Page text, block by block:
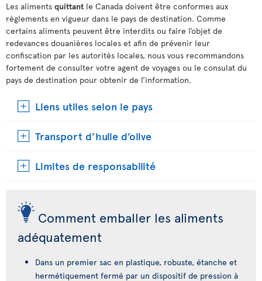
Les aliments quittant le Canada doivent être conformes aux
règlements en vigueur dans le pays de destination. Comme
certains aliments peuvent être interdits ou faire l’objet de
redevances douanières locales et afin de prévenir leur
confiscation par les autorités locales, nous vous recommandons
fortement de consulter votre agent de voyages ou le consulat du
pays de destination pour obtenir de l’information.
Liens utiles selon le pays
Transport d’huile d’olive
Limites de responsabilité
Comment emballer les aliments
adéquatement
Dans un premier sac en plastique, robuste, étanche et
hermétiquement fermé par un dispositif de pression à